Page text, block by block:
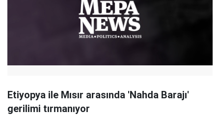
Etiyopya ile Mısır arasında 'Nahda Barajı'
gerilimi tırmanıyor